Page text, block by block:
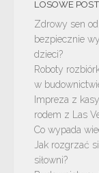
LOSOWE
Zdrowy sen
bezpiecznie
dzieci?
Roboty
w
Impreza z
rodem z Las
Co wypada
Jak rozgrzać
siłowni?